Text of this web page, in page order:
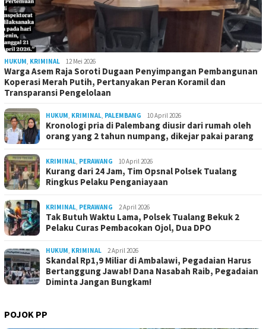
HUKUM, KRIMINAL 12 Mei 2026
Warga Asem Raja Soroti Dugaan Penyimpangan Pembangunan
Koperasi Merah Putih, Pertanyakan Peran Koramil dan
Transparansi Pengelolaan
HUKUM, KRIMINAL, PALEMBANG 10 April 2026
Kronologi pria di Palembang diusir dari rumah oleh
orang yang 2 tahun numpang, dikejar pakai parang
KRIMINAL, PERAWANG 10 April 2026
Kurang dari 24 Jam, Tim Opsnal Polsek Tualang
Ringkus Pelaku Penganiayaan
KRIMINAL, PERAWANG 2 April 2026
Tak Butuh Waktu Lama, Polsek Tualang Bekuk 2
Pelaku Curas Pembacokan Ojol, Dua DPO
HUKUM, KRIMINAL 2 April 2026
Skandal Rp1,9 Miliar di Ambalawi, Pegadaian Harus
Bertanggung Jawab! Dana Nasabah Raib, Pegadaian
Diminta Jangan Bungkam!
POJOK PP